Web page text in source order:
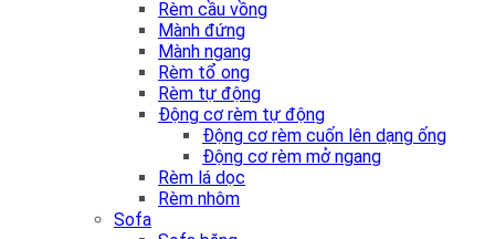
Rèm cầu vồng
Mành đứng
Mành ngang
Rèm tổ ong
Rèm tự động
Động cơ rèm tự động
Động cơ rèm cuốn lên dạng ống
Động cơ rèm mở ngang
Rèm lá dọc
Rèm nhôm
Sofa